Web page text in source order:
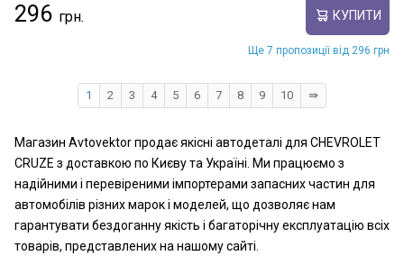
296 КУПИТИ
Ще 7 пропозиції від 296 грн
1 2 3 4 5 6 7 8 9 10 ⇛
Магазин Avtovektor продає якісні автодеталі для CHEVROLET
CRUZE з доставкою по Києву та Україні. Ми працюємо з
надійними і перевіреними імпортерами запасних частин для
автомобілів різних марок і моделей, що дозволяє нам
гарантувати бездоганну якість і багаторічну експлуатацію всіх
товарів, представлених на нашому сайті.